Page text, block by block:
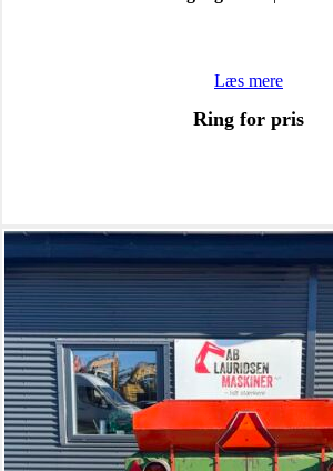
Læs mere
Ring for pris